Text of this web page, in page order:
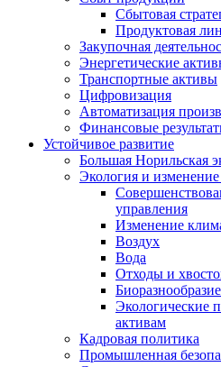
Сбытовая
Продуктовая
Закупочная
Энергетические
Транспортные активы
Цифровизация
Автоматизация
Финансовые
Устойчивое развитие
Большая Норильская
Экология и
управления
Изменение
Воздух
Вода
Отходы и
Биоразнообразие
Экологические
активам
Кадровая политика
Промышленная